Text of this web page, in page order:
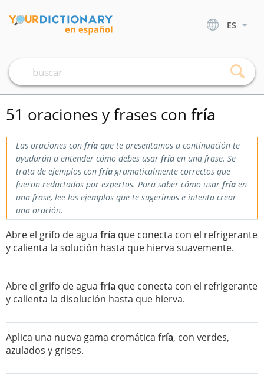
ES
51 oraciones y frases con fría
Las oraciones con fría que te presentamos a continuación te
ayudarán a entender cómo debes usar fría en una frase. Se
trata de ejemplos con fríagramaticalmente correctos que
fueron redactados por expertos. Para saber cómo usar fría en
una frase, lee los ejemplos que te sugerimos e intenta crear
una oración.
Abre el grifo de agua fría que conecta con el refrigerante
y calienta la solución hasta que hierva suavemente.
Abre el grifo de agua fría que conecta con el refrigerante
y calienta la disolución hasta que hierva.
Aplica una nueva gama cromática fría, con verdes,
azulados y grises.